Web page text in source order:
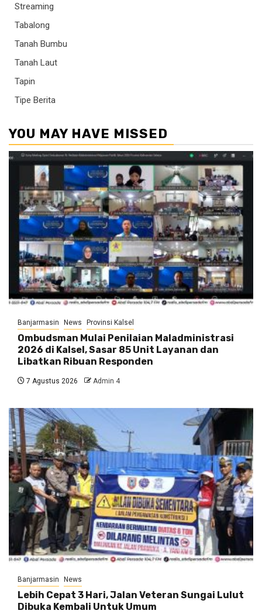
Streaming
Tabalong
Tanah Bumbu
Tanah Laut
Tapin
Tipe Berita
YOU MAY HAVE MISSED
Banjarmasin News Provinsi Kalsel
Ombudsman Mulai Penilaian Maladministrasi
2026 di Kalsel, Sasar 85 Unit Layanan dan
Libatkan Ribuan Responden
7 Agustus 2026 Admin 4
Banjarmasin News
Lebih Cepat 3 Hari, Jalan Veteran Sungai Lulut
Dibuka Kembali Untuk Umum